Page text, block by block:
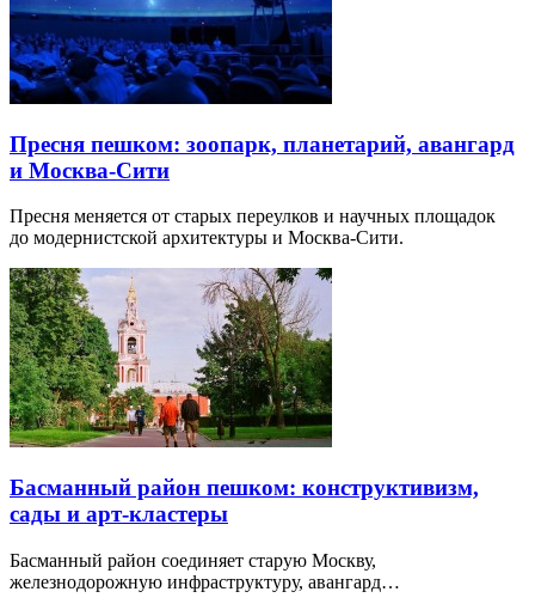
Пресня пешком: зоопарк, планетарий, авангард
и Москва-Сити
Пресня меняется от старых переулков и научных площадок
до модернистской архитектуры и Москва-Сити.
Басманный район пешком: конструктивизм,
сады и арт-кластеры
Басманный район соединяет старую Москву,
железнодорожную инфраструктуру, авангард…